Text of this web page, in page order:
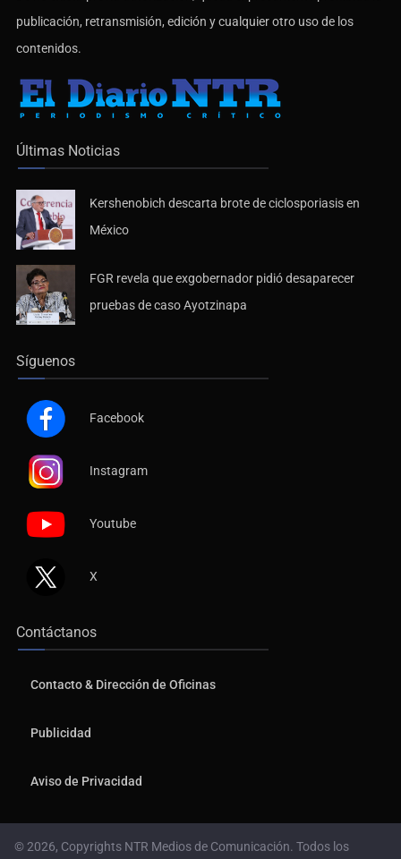
publicación, retransmisión, edición y cualquier otro uso de los
contenidos.
Últimas Noticias
Kershenobich descarta brote de ciclosporiasis en
México
FGR revela que exgobernador pidió desaparecer
pruebas de caso Ayotzinapa
Síguenos
Facebook
Instagram
Youtube
X
Contáctanos
Contacto & Dirección de Oficinas
Publicidad
Aviso de Privacidad
© 2026, Copyrights NTR Medios de Comunicación. Todos los